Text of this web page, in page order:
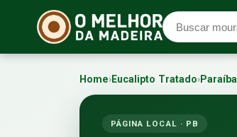
Home›Eucalipto Tratado›Paraíba
PÁGINA LOCAL · PB